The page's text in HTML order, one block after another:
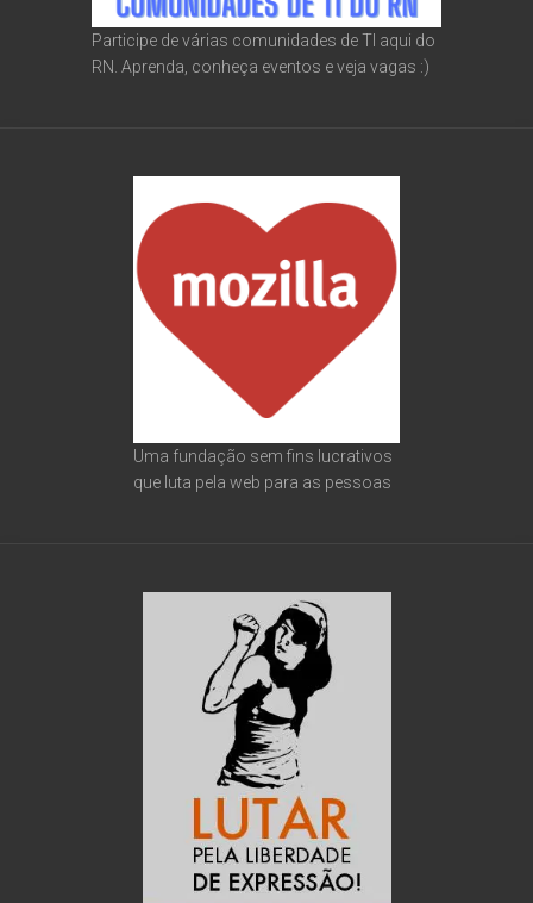
Participe de várias comunidades de TI aqui do
RN. Aprenda, conheça eventos e veja vagas :)
Uma fundação sem fins lucrativos
que luta pela web para as pessoas